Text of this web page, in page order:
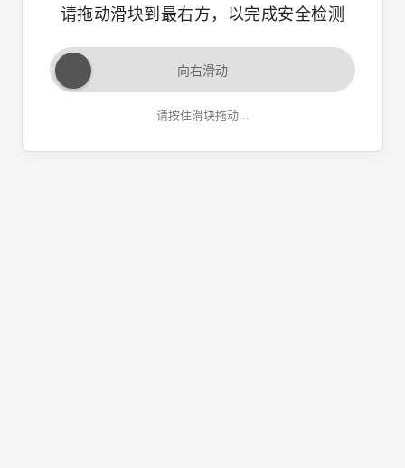
请拖动滑块到最右方，以完成安全检测
向右滑动
请按住滑块拖动...